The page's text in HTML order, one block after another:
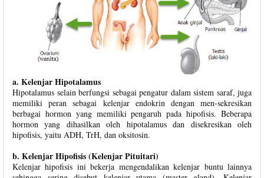
a. Kelenjar Hipotalamus
Hipotalamus selain berfungsi sebagai pengatur dalam sistem saraf, juga
memiliki peran sebagai kelenjar endokrin dengan men-sekresikan
berbagai hormon yang memiliki pengaruh pada hipofisis. Beberapa
hormon yang dihasilkan oleh hipotalamus dan disekresikan oleh
hipofisis, yaitu ADH, TrH, dan oksitosin.
b. Kelenjar Hipofisis (Kelenjar Pituitari)
Kelenjar hipofisis ini bekerja mengendalikan kelenjar buntu lainnya